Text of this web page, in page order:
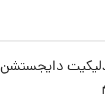
دایجستشن